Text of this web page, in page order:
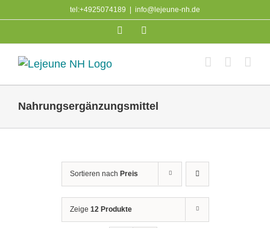
to
tel:+4925074189 info@lejeune-nh.de
Facebook
Nahrungsergänzungsmittel
Sortieren nach Preis
Zeige 12 Produkte